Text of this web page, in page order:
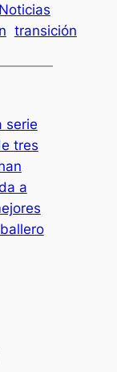
Noticias
transición
serie
tres
a